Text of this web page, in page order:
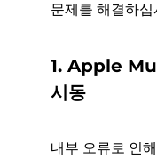
문제를 해결하십
1. Apple
시동
내부 오류로 인